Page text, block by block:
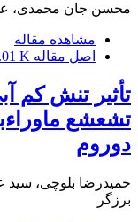
محسن‌ جان محمدی،
مشاهده مقاله
اصل مقاله K
تأثیر تنش کم
تشعشع
دوروم
حمیدرضا بلوچی،
برزگر